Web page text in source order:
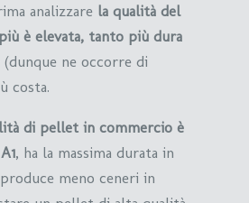
analizzare la qualità del
più è elevata, tanto più dura
ne occorre di
costa.
di pellet in commercio è
, ha la massima durata in
meno ceneri in